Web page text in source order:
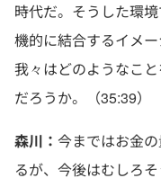
時代だ。そうした環
機的に結合するイメ
我々はどのようなこ
だろうか。（35:39）
森川： 今まではお金
るが、今後はむしろ